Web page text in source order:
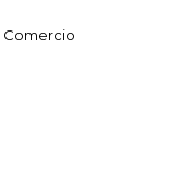
Comercio